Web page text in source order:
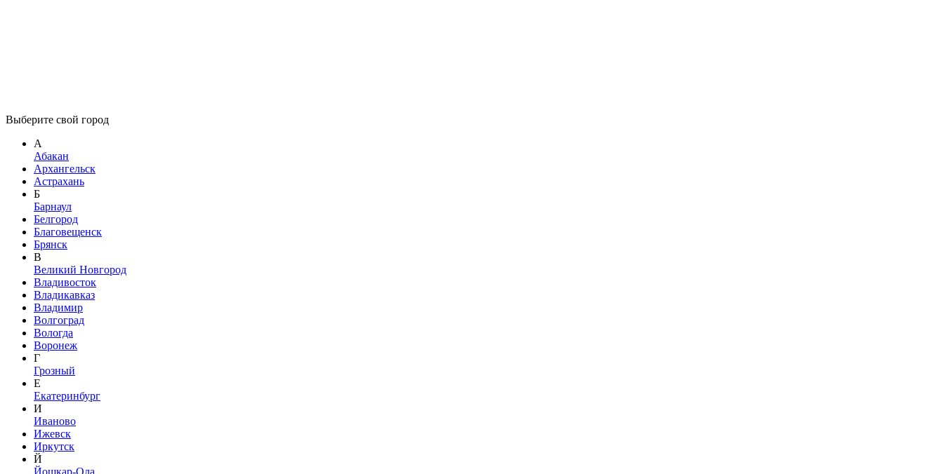
Выберите свой город
А
Абакан
Архангельск
Астрахань
Б
Барнаул
Белгород
Благовещенск
Брянск
В
Великий Новгород
Владивосток
Владикавказ
Владимир
Волгоград
Вологда
Воронеж
Г
Грозный
Е
Екатеринбург
И
Иваново
Ижевск
Иркутск
Й
Йошкар-Ола